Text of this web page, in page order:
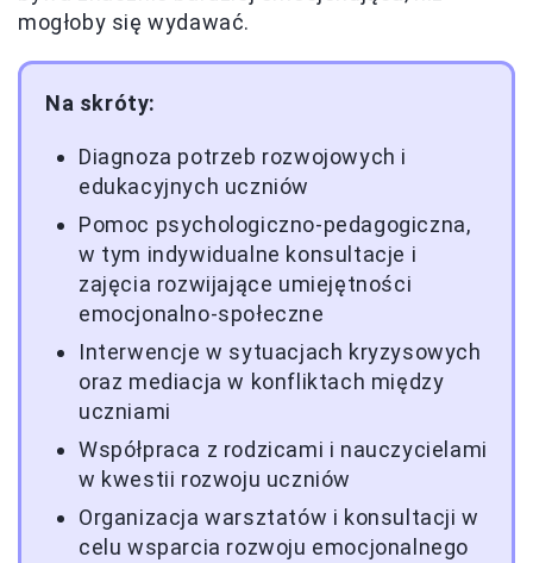
mogłoby się wydawać.
Na skróty:
Diagnoza potrzeb rozwojowych i
edukacyjnych uczniów
Pomoc psychologiczno-pedagogiczna,
w tym indywidualne konsultacje i
zajęcia rozwijające umiejętności
emocjonalno-społeczne
Interwencje w sytuacjach kryzysowych
oraz mediacja w konfliktach między
uczniami
Współpraca z rodzicami i nauczycielami
w kwestii rozwoju uczniów
Organizacja warsztatów i konsultacji w
celu wsparcia rozwoju emocjonalnego